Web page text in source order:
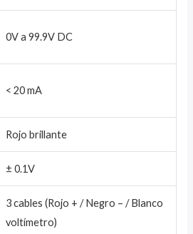
0V a 99.9V DC
< 20 mA
Rojo brillante
± 0.1V
3 cables (Rojo + / Negro – / Blanco
voltímetro)